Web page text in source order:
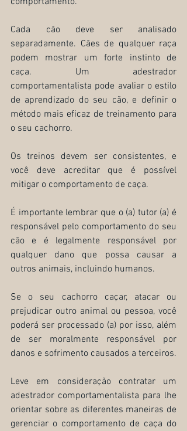
Cada cão deve ser analisado
separadamente. Cães de qualquer raça
podem mostrar um forte instinto de
caça. Um adestrador
comportamentalista pode avaliar o estilo
de aprendizado do seu cão, e definir o
método mais eficaz de treinamento para
o seu cachorro.
Os treinos devem ser consistentes, e
você deve acreditar que é possível
mitigar o comportamento de caça.
É importante lembrar que o (a) tutor (a) é
responsável pelo comportamento do seu
cão e é legalmente responsável por
qualquer dano que possa causar a
outros animais, incluindo humanos.
Se o seu cachorro caçar, atacar ou
prejudicar outro animal ou pessoa, você
poderá ser processado (a) por isso, além
de ser moralmente responsável por
danos e sofrimento causados a terceiros.
Leve em consideração contratar um
adestrador comportamentalista para lhe
orientar sobre as diferentes maneiras de
gerenciar o comportamento de caça do